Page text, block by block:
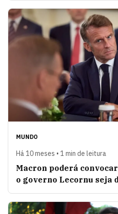
MUNDO
Há 10 meses • 1 min de leitura
Macron poderá
o governo Lecornu seja